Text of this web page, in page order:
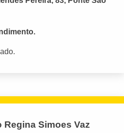
Simoes Vaz